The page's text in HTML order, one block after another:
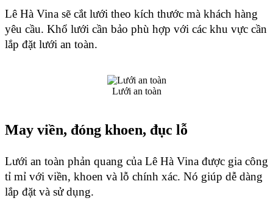
Lê Hà Vina sẽ cắt lưới theo kích thước mà khách hàng
yêu cầu. Khổ lưới cần bảo phù hợp với các khu vực cần
lắp đặt lưới an toàn.
Lưới an toàn
May viền, đóng khoen, đục lỗ
Lưới an toàn phản quang của Lê Hà Vina được gia công
tỉ mỉ với viền, khoen và lỗ chính xác. Nó giúp dễ dàng
lắp đặt và sử dụng.